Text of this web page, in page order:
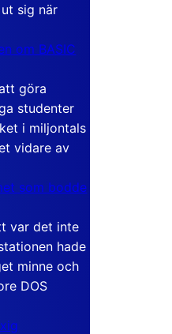
sig när
om BASIC
göra
studenter
i miljontals
vidare av
som bodde
var det inte
hade
minne och
DOS